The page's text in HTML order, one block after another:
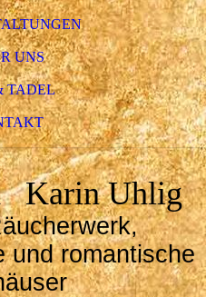
UNS
TADEL
Karin Uhlig
und romantische